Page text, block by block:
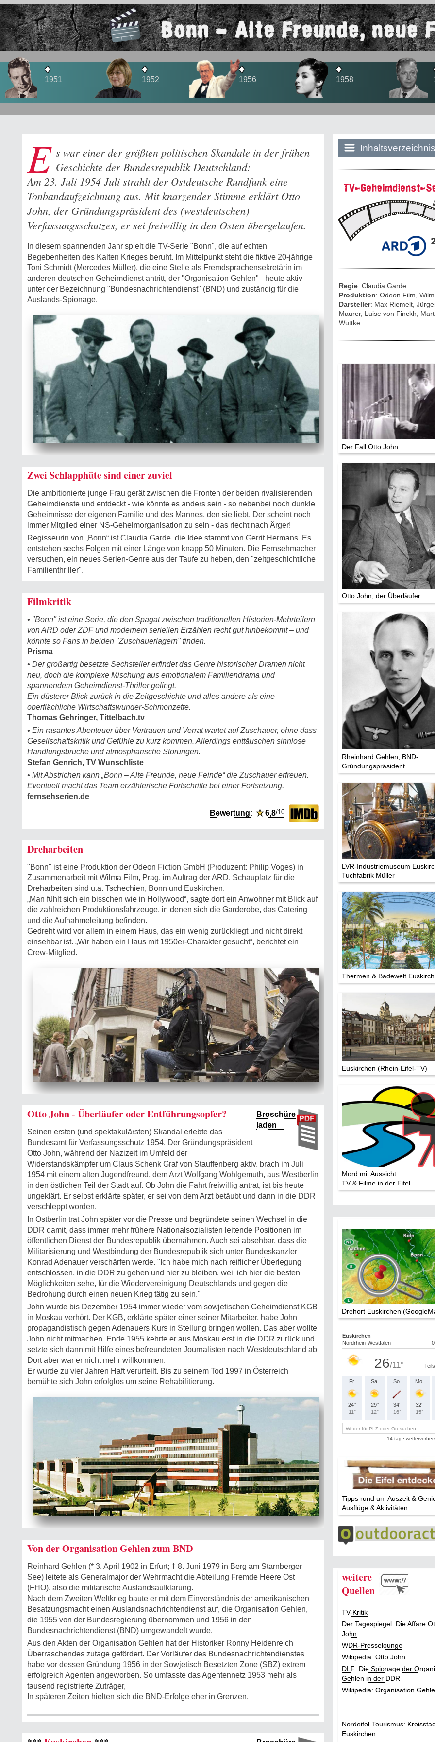
Bonn - Alte Freunde, neue
♦
1965
E s war einer der größten politischen Skandale in der frühen
Geschichte der Bundesrepublik Deutschland:
Am 23. Juli 1954 Juli strahlt der Ostdeutsche Rundfunk eine
Tonbandaufzeichnung aus. Mit knarzender Stimme erklärt Otto
John, der Gründungspräsident des (westdeutschen)
Verfassungsschutzes, er sei freiwillig in den Osten übergelaufen.
In diesem spannenden Jahr spielt die TV-Serie "Bonn", die auf echten
Begebenheiten des Kalten Krieges beruht. Im Mittelpunkt steht die fiktive 20-jährige
Toni Schmidt (Mercedes Müller), die eine Stelle als Fremdsprachensekretärin im
anderen deutschen Geheimdienst antritt, der "Organisation Gehlen" - heute aktiv
unter der Bezeichnung "Bundesnachrichtendienst" (BND) und zuständig für die
Auslands-Spionage.
Zwei Schlapphüte sind einer zuviel
Die ambitionierte junge Frau gerät zwischen die Fronten der beiden rivalisierenden
Geheimdienste und entdeckt - wie könnte es anders sein - so nebenbei noch dunkle
Geheimnisse der eigenen Familie und des Mannes, den sie liebt. Der scheint noch
immer Mitglied einer NS-Geheimorganisation zu sein - das riecht nach Ärger!
Regisseurin von „Bonn“ ist Claudia Garde, die Idee stammt von Gerrit Hermans. Es
entstehen sechs Folgen mit einer Länge von knapp 50 Minuten. Die Fernsehmacher
versuchen, ein neues Serien-Genre aus der Taufe zu heben, den "zeitgeschichtliche
Familienthriller".
Filmkritik
• "Bonn" ist eine Serie, die den Spagat zwischen traditionellen Historien-Mehrteilern
von ARD oder ZDF und modernem seriellen Erzählen recht gut hinbekommt – und
könnte so Fans in beiden "Zuschauerlagern" finden.
Prisma
• Der großartig besetzte Sechsteiler erfindet das Genre historischer Dramen nicht
neu, doch die komplexe Mischung aus emotionalem Familiendrama und
spannendem Geheimdienst-Thriller gelingt.
Ein düsterer Blick zurück in die Zeitgeschichte und alles andere als eine
oberflächliche Wirtschaftswunder-Schmonzette.
Thomas Gehringer, Tittelbach.tv
• Ein rasantes Abenteuer über Vertrauen und Verrat wartet auf Zuschauer, ohne dass
Gesellschaftskritik und Gefühle zu kurz kommen. Allerdings enttäuschen sinnlose
Handlungsbrüche und atmosphärische Störungen.
Stefan Genrich, TV Wunschliste
• Mit Abstrichen kann „Bonn – Alte Freunde, neue Feinde“ die Zuschauer erfreuen.
Eventuell macht das Team erzählerische Fortschritte bei einer Fortsetzung.
fernsehserien.de
Bewertung:★6,8/10
Dreharbeiten
"Bonn" ist eine Produktion der Odeon Fiction GmbH (Produzent: Philip Voges) in
Zusammenarbeit mit Wilma Film, Prag, im Auftrag der ARD. Schauplatz für die
Dreharbeiten sind u.a. Tschechien, Bonn und Euskirchen.
„Man fühlt sich ein bisschen wie in Hollywood“, sagte dort ein Anwohner mit Blick auf
die zahlreichen Produktionsfahrzeuge, in denen sich die Garderobe, das Catering
und die Aufnahmeleitung befinden.
Gedreht wird vor allem in einem Haus, das ein wenig zurückliegt und nicht direkt
einsehbar ist. „Wir haben ein Haus mit 1950er-Charakter gesucht“, berichtet ein
Crew-Mitglied.
Broschüre
laden
Otto John - Überläufer oder Entführungsopfer?
Seinen ersten (und spektakulärsten) Skandal erlebte das
Bundesamt für Verfassungsschutz 1954. Der Gründungspräsident
Otto John, während der Nazizeit im Umfeld der
Widerstandskämpfer um Claus Schenk Graf von Stauffenberg aktiv, brach im Juli
1954 mit einem alten Jugendfreund, dem Arzt Wolfgang Wohlgemuth, aus Westberlin
in den östlichen Teil der Stadt auf. Ob John die Fahrt freiwillig antrat, ist bis heute
ungeklärt. Er selbst erklärte später, er sei von dem Arzt betäubt und dann in die DDR
verschleppt worden.
In Ostberlin trat John später vor die Presse und begründete seinen Wechsel in die
DDR damit, dass immer mehr frühere Nationalsozialisten leitende Positionen im
öffentlichen Dienst der Bundesrepublik übernähmen. Auch sei absehbar, dass die
Militarisierung und Westbindung der Bundesrepublik sich unter Bundeskanzler
Konrad Adenauer verschärfen werde. "Ich habe mich nach reiflicher Überlegung
entschlossen, in die DDR zu gehen und hier zu bleiben, weil ich hier die besten
Möglichkeiten sehe, für die Wiedervereinigung Deutschlands und gegen die
Bedrohung durch einen neuen Krieg tätig zu sein."
John wurde bis Dezember 1954 immer wieder vom sowjetischen Geheimdienst KGB
in Moskau verhört. Der KGB, erklärte später einer seiner Mitarbeiter, habe John
propagandistisch gegen Adenauers Kurs in Stellung bringen wollen. Das aber wollte
John nicht mitmachen. Ende 1955 kehrte er aus Moskau erst in die DDR zurück und
setzte sich dann mit Hilfe eines befreundeten Journalisten nach Westdeutschland ab.
Dort aber war er nicht mehr willkommen.
Er wurde zu vier Jahren Haft verurteilt. Bis zu seinem Tod 1997 in Österreich
bemühte sich John erfolglos um seine Rehabilitierung.
Von der Organisation Gehlen zum BND
Reinhard Gehlen (* 3. April 1902 in Erfurt; † 8. Juni 1979 in Berg am Starnberger
See) leitete als Generalmajor der Wehrmacht die Abteilung Fremde Heere Ost
(FHO), also die militärische Auslandsaufklärung.
Nach dem Zweiten Weltkrieg baute er mit dem Einverständnis der amerikanischen
Besatzungsmacht einen Auslandsnachrichtendienst auf, die Organisation Gehlen,
die 1955 von der Bundesregierung übernommen und 1956 in den
Bundesnachrichtendienst (BND) umgewandelt wurde.
Aus den Akten der Organisation Gehlen hat der Historiker Ronny Heidenreich
Überraschendes zutage gefördert. Der Vorläufer des Bundesnachrichtendienstes
habe vor dessen Gründung 1956 in der Sowjetisch Besetzten Zone (SBZ) extrem
erfolgreich Agenten angeworben. So umfasste das Agentennetz 1953 mehr als
tausend registrierte Zuträger,
In späteren Zeiten hielten sich die BND-Erfolge eher in Grenzen.
Inhaltsverzeichnis
Historie:
Mythen,
Sightseeing:
Eifelevents
Eifelkarte:
Die Autoren
TV & Kino
Die Stars:
Wer hat wo
Mediathek
Impressum
Datenschutz
TV-Geheimdienst-
Regie: Claudia Garde
Produktion: Odeon Film,
Darsteller: Max Riemelt,
Maurer, Luise von Finckh,
Wuttke
Der Fall Otto John
Otto John, der Überläufer
Rheinhard Gehlen, BND-
Gründungspräsident
LVR-Industriemuseum
Tuchfabrik Müller
Thermen & Badewelt
Euskirchen (Rhein-Eifel-TV)
Mord mit Aussicht:
TV & Filme in der Eifel
Drehort Euskirchen
Tipps rund um Auszeit &
Ausflüge & Aktivitäten
weitere
Quellen
TV-Kritik
Der Tagespiegel: Die Affäre
John
WDR-Presselounge
Wikipedia: Otto John
DLF: Die Spionage der
Gehlen in der DDR
Wikipedia: Organisation
Nordeifel-Tourismus:
Euskirchen